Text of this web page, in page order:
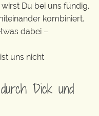
wirst Du bei uns fündig.
kombiniert.
dabei –
uns nicht
Dick und